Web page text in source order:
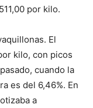
por kilo.
El
kilo, con picos
cuando la
es del 6,46%. En
a